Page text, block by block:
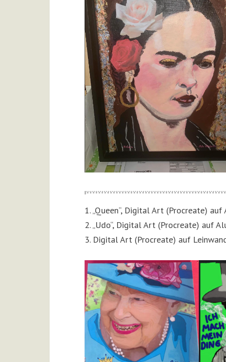
1. „Queen“, Digital Art (Procreate)
2. „Udo“, Digital Art (Procreate) auf
3. Digital Art (Procreate) auf